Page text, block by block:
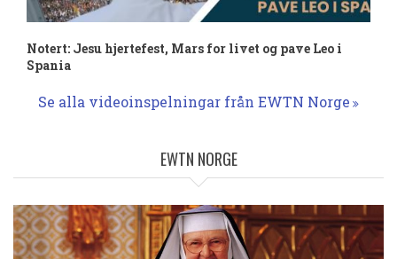
Notert: Jesu hjertefest, Mars for livet og pave Leo i
Spania
Se alla videoinspelningar från EWTN Norge
EWTN NORGE